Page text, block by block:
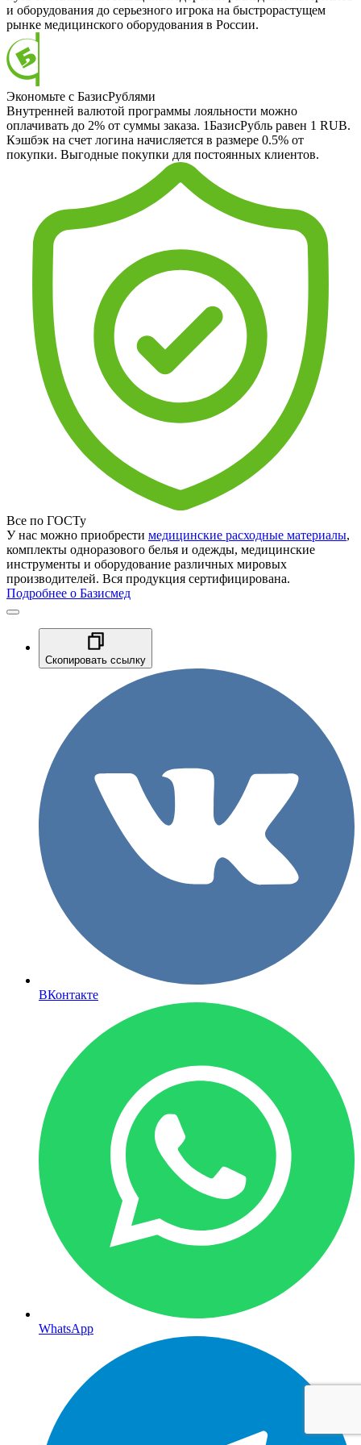
и оборудования до серьезного игрока на быстрорастущем
рынке медицинского оборудования в России.
Экономьте с БазисРублями
Внутренней валютой программы лояльности можно
оплачивать до 2% от суммы заказа. 1БазисРубль равен 1 RUB.
Кэшбэк на счет логина начисляется в размере 0.5% от
покупки. Выгодные покупки для постоянных клиентов.
Все по ГОСТу
У нас можно приобрести медицинские расходные материалы,
комплекты одноразового белья и одежды, медицинские
инструменты и оборудование различных мировых
производителей. Вся продукция сертифицирована.
Подробнее о Базисмед
Скопировать ссылку
ВКонтакте
WhatsApp